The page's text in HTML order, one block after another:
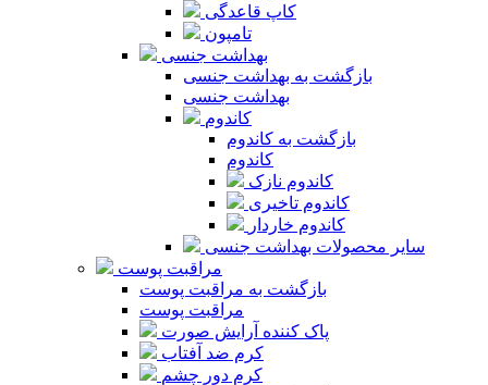
کاپ قاعدگی
تامپون
بهداشت جنسی
بازگشت به بهداشت جنسی
بهداشت جنسی
کاندوم
بازگشت به کاندوم
کاندوم
کاندوم نازک
کاندوم تاخیری
کاندوم خاردار
سایر محصولات بهداشت جنسی
مراقبت پوست
بازگشت به مراقبت پوست
مراقبت پوست
پاک کننده آرایش صورت
کرم ضد آفتاب
کرم دور چشم